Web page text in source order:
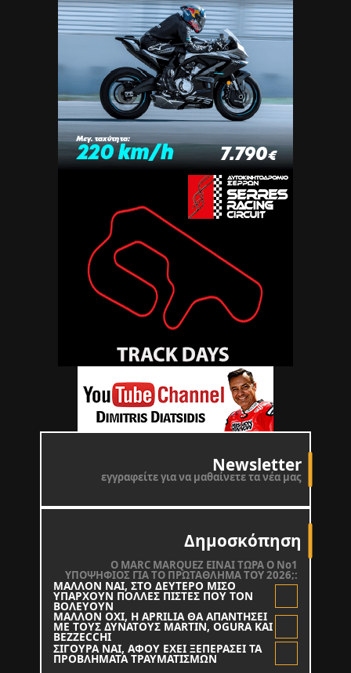
Newsletter
εγγραφείτε για να μαθαίνετε τα νέα μας
Δημοσκόπηση
O MARC MARQUEZ ΕΙΝΑΙ ΤΩΡΑ Ο Νο1
ΥΠΟΨΗΦΙΟΣ ΓΙΑ ΤΟ ΠΡΩΤΑΘΛΗΜΑ ΤΟΥ 2026;:
ΜΑΛΛΟΝ ΝΑΙ, ΣΤΟ ΔΕΥΤΕΡΟ ΜΙΣΟ
ΥΠΑΡΧΟΥΝ ΠΟΛΛΕΣ ΠΙΣΤΕΣ ΠΟΥ ΤΟΝ
ΒΟΛΕΥΟΥΝ
ΜΑΛΛΟΝ ΟΧΙ, Η APRILIA ΘΑ ΑΠΑΝΤΗΣΕΙ
ΜΕ ΤΟΥΣ ΔΥΝΑΤΟΥΣ MARTIN, OGURA KAI
BEZZECCHI
ΣΙΓΟΥΡΑ ΝΑΙ, ΑΦΟΥ ΕΧΕΙ ΞΕΠΕΡΑΣΕΙ ΤΑ
ΠΡΟΒΛΗΜΑΤΑ ΤΡΑΥΜΑΤΙΣΜΩΝ